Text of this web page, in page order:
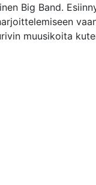
Big Band.
muusikoita